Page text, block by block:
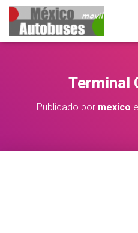
Terminal
Publicado por mexico